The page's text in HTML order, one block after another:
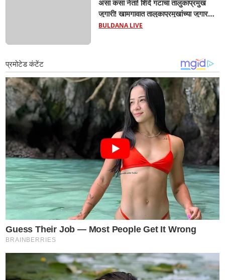
असा कसा नेता! शिंदे गटाचा तालुकाप्रमुख
जुगारी! खामगावात तालुकाप्रमुखांच्या जुगार
अड्ड्यावर डीवायएसपी पथकाची धाड.. अंधारात
BULDANA LIVE